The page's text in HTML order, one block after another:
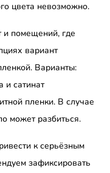
цвета невозможно.
и помещений, где
вариант
Варианты:
и сатинат
пленки. В случае
может разбиться.
к серьёзным
зафиксировать